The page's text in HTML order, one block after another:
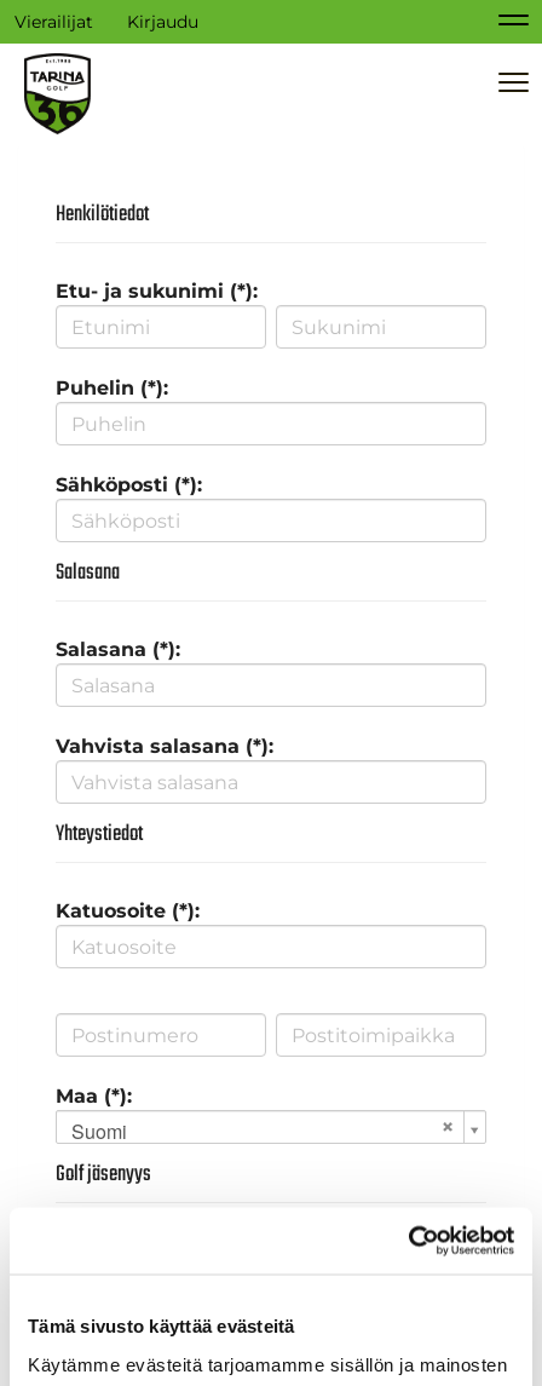
Tämä sivusto käyttää evästeitä
Käytämme evästeitä tarjoamamme sisällön ja mainosten
Vierailijat Kirjaudu
Henkilötiedot
Etu- ja sukunimi (*):
Puhelin (*):
Sähköposti (*):
Salasana
Salasana (*):
Vahvista salasana (*):
Yhteystiedot
Katuosoite (*):
Maa (*):
Suomi
Golf jäsenyys